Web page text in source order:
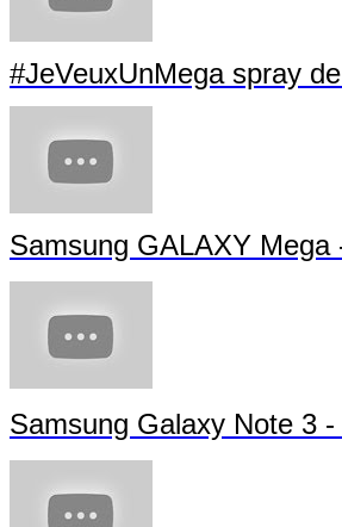
#JeVeuxUnMega spray de
Samsung GALAXY Mega
Samsung Galaxy Note 3